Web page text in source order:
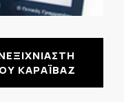
ΚΑΡΑΪΒΑΖ